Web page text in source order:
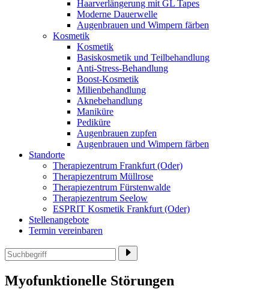
Haarverlängerung mit GL Tapes
Moderne Dauerwelle
Augenbrauen und Wimpern färben
Kosmetik
Kosmetik
Basiskosmetik und Teilbehandlung
Anti-Stress-Behandlung
Boost-Kosmetik
Milienbehandlung
Aknebehandlung
Maniküre
Pediküre
Augenbrauen zupfen
Augenbrauen und Wimpern färben
Standorte
Therapiezentrum Frankfurt (Oder)
Therapiezentrum Müllrose
Therapiezentrum Fürstenwalde
Therapiezentrum Seelow
ESPRIT Kosmetik Frankfurt (Oder)
Stellenangebote
Termin vereinbaren
Myofunktionelle Störungen